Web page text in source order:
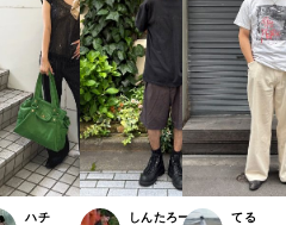
ハチ
しんたろー
てる